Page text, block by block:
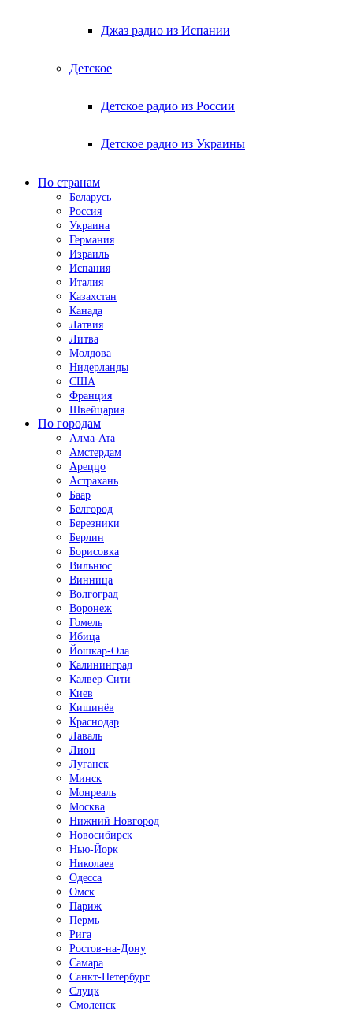
Джаз радио из Испании
Детское
Детское радио из России
Детское радио из Украины
По странам
Беларусь
Россия
Украина
Германия
Израиль
Испания
Италия
Казахстан
Канада
Латвия
Литва
Молдова
Нидерланды
США
Франция
Швейцария
По городам
Алма-Ата
Амстердам
Ареццо
Астрахань
Баар
Белгород
Березники
Берлин
Борисовка
Вильнюс
Винница
Волгоград
Воронеж
Гомель
Ибица
Йошкар-Ола
Калининград
Калвер-Сити
Киев
Кишинёв
Краснодар
Лаваль
Лион
Луганск
Минск
Монреаль
Москва
Нижний Новгород
Новосибирск
Нью-Йорк
Николаев
Одесса
Омск
Париж
Пермь
Рига
Ростов-на-Дону
Самара
Санкт-Петербург
Слуцк
Смоленск